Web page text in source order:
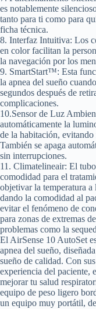
es notablemente
tanto para ti como para
ficha técnica.
8. Interfaz Intuitiva: Los
en color facilitan la
la navegación por los
9. SmartStart™: Esta
la apnea del sueño
segundos después de
complicaciones.
10.Sensor de Luz
automáticamente la
de la habitación, evitando
También se apaga
sin interrupciones.
11. Climatelineair: El
comodidad para el
objetivar la temperatura a
dando la comodidad al
evitar el fenómeno de
para zonas de extremas
problemas como la
El AirSense 10 AutoSet
apnea del sueño,
sueño de calidad. Con
experiencia del paciente,
mejorar tu salud
equipo de peso ligero
un equipo muy portátil,